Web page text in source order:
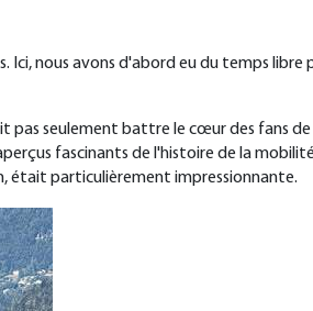
Ici, nous avons d'abord eu du temps libre
pas seulement battre le cœur des fans
fascinants de l'histoire de la
était particulièrement impressionnante.